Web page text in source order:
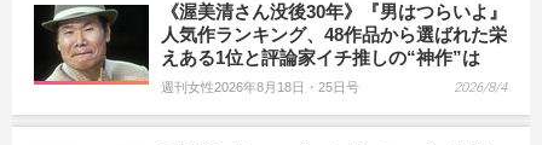
《渥美清さん没後30年》『男はつらいよ』
人気作ランキング、48作品から選ばれた栄
えある1位と評論家イチ推しの“神作”は
週刊女性2026年8月18日・25日号 2026/8/4